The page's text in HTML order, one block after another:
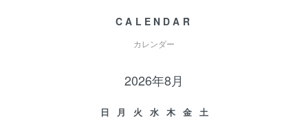
CALENDAR
カレンダー
2026年8月
日 月 火 水 木 金
土